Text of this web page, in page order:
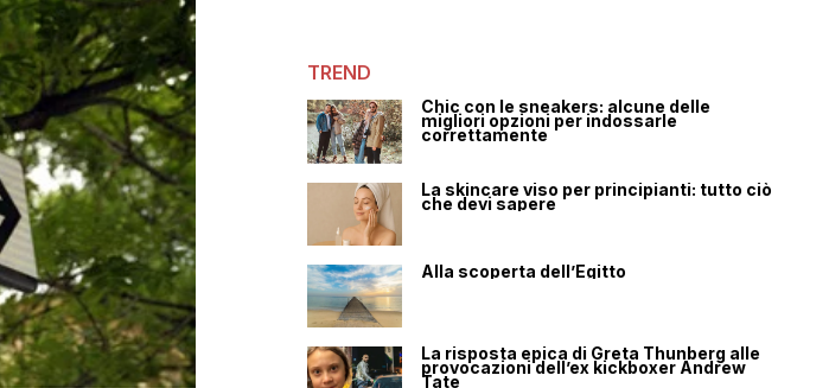
TREND
Chic con le sneakers: alcune delle
migliori opzioni per indossarle
correttamente
La skincare viso per principianti: tutto ciò
che devi sapere
Alla scoperta dell’Egitto
La risposta epica di Greta Thunberg alle
provocazioni dell’ex kickboxer Andrew
Tate